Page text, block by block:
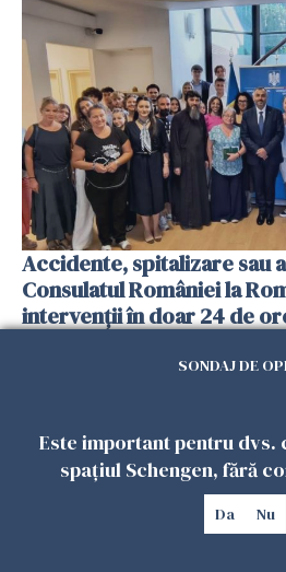
Accidente, spitalizare sau
Consulatul României la
intervenții în doar 24 de
SONDAJ DE
Este important pentru dvs.
spațiul Schengen, fără
Da Nu